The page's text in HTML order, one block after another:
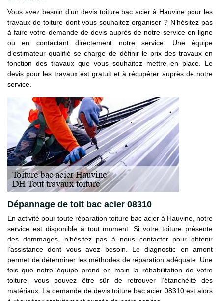
Vous avez besoin d’un devis toiture bac acier à Hauvine pour les
travaux de toiture dont vous souhaitez organiser ? N’hésitez pas
à faire votre demande de devis auprès de notre service en ligne
ou en contactant directement notre service. Une équipe
d’estimateur qualifié se charge de définir le prix des travaux en
fonction des travaux que vous souhaitez mettre en place. Le
devis pour les travaux est gratuit et à récupérer auprès de notre
service.
Dépannage de toit bac acier 08310
En activité pour toute réparation toiture bac acier à Hauvine, notre
service est disponible à tout moment. Si votre toiture présente
des dommages, n’hésitez pas à nous contacter pour obtenir
l’assistance dont vous avez besoin. Le diagnostic en amont
permet de déterminer les méthodes de réparation adéquate. Une
fois que notre équipe prend en main la réhabilitation de votre
toiture, vous pouvez être sûr de retrouver l’étanchéité des
matériaux. La demande de devis toiture bac acier 08310 est alors